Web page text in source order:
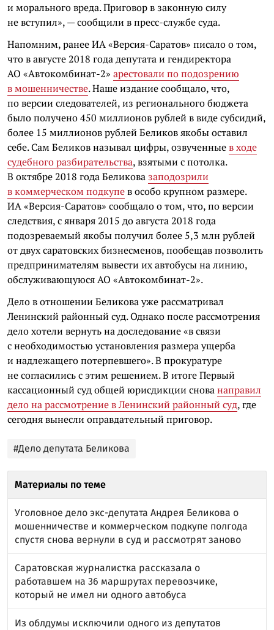
и морального вреда. Приговор в законную силу
не вступил», — сообщили в пресс-службе суда.
Напомним, ранее ИА «Версия-Саратов» писало о том,
что в августе 2018 года депутата и гендиректора
АО «Автокомбинат-2» арестовали по подозрению
в мошенничестве. Наше издание сообщало, что,
по версии следователей, из регионального бюджета
было получено 450 миллионов рублей в виде субсидий,
более 15 миллионов рублей Беликов якобы оставил
себе. Сам Беликов называл цифры, озвученныев ходе
судебного разбирательства, взятыми с потолка.
В октябре 2018 года Беликова заподозрили
в коммерческом подкупев особо крупном размере.
ИА «Версия-Саратов» сообщало о том, что, по версии
следствия, с января 2015 до августа 2018 года
подозреваемый якобы получил более 5,3 млн рублей
от двух саратовских бизнесменов, пообещав позволить
предпринимателям вывести их автобусы на линию,
обслуживающуюся АО «Автокомбинат-2».
Дело в отношении Беликова уже рассматривал
Ленинский районный суд. Однако после рассмотрения
дело хотели вернуть на доследование «в связи
с необходимостью установления размера ущерба
и надлежащего потерпевшего». В прокуратуре
не согласились с этим решением. В итоге Первый
кассационный суд общей юрисдикции снованаправил
дело на рассмотрение в Ленинский районный суд, где
сегодня вынесли оправдательный приговор.
#Дело депутата Беликова
Материалы по теме
Уголовное дело экс-депутата Андрея Беликова о
мошенничестве и коммерческом подкупе полгода
спустя снова вернули в суд и рассмотрят заново
Саратовская журналистка рассказала о
работавшем на 36 маршрутах перевозчике,
который не имел ни одного автобуса
Из облдумы исключили одного из депутатов